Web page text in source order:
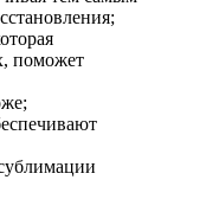
поможет